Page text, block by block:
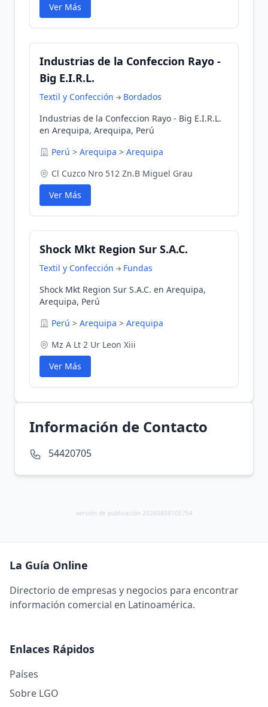
Ver Más
Industrias de la Confeccion Rayo -
Big E.I.R.L.
Textil y Confección
Bordados
Industrias de la Confeccion Rayo - Big E.I.R.L.
en Arequipa, Arequipa, Perú
Perú > Arequipa > Arequipa
Cl Cuzco Nro 512 Zn.B Miguel Grau
Ver Más
Shock Mkt Region Sur S.A.C.
Textil y Confección
Fundas
Shock Mkt Region Sur S.A.C. en Arequipa,
Arequipa, Perú
Perú > Arequipa > Arequipa
Mz A Lt 2 Ur Leon Xiii
Ver Más
Información de Contacto
54420705
versión de publicación 20260808105754
La Guía Online
Directorio de empresas y negocios para encontrar
información comercial en Latinoamérica.
Enlaces Rápidos
Países
Sobre LGO